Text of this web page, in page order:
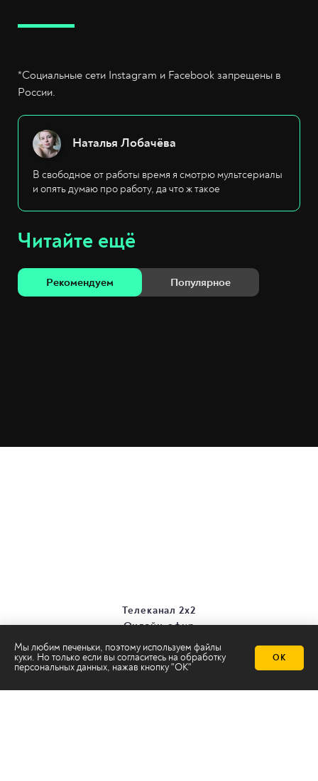
*Социальные сети Instagram и Facebook запрещены в
России.
Наталья Лобачёва
В свободное от работы время я смотрю мультсериалы
и опять думаю про работу, да что ж такое
Читайте ещё
Рекомендуем Популярное
Мы любим печеньки, поэтому используем файлы
куки. Но только если вы согласитесь на обработку
персональных данных, нажав кнопку "ОК"
ОК
Телеканал 2х2
Онлайн-эфир
Все темы